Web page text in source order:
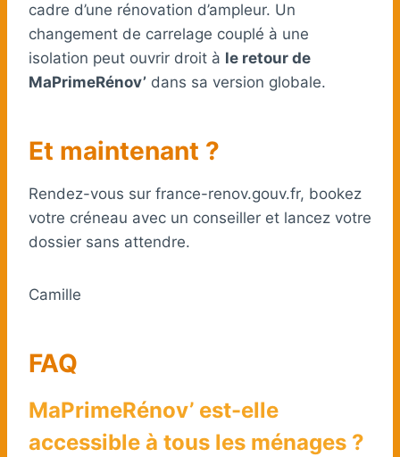
cadre d’une rénovation d’ampleur. Un
changement de carrelage couplé à une
isolation peut ouvrir droit à le retour de
MaPrimeRénov’ dans sa version globale.
Et maintenant ?
Rendez-vous sur france-renov.gouv.fr, bookez
votre créneau avec un conseiller et lancez votre
dossier sans attendre.
Camille
FAQ
MaPrimeRénov’ est-elle
accessible à tous les ménages ?